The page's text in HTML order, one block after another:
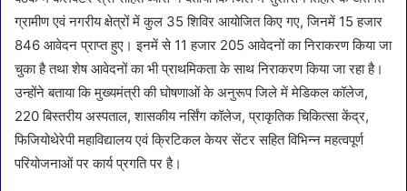
ग्रामीण एवं नगरीय क्षेत्रों में कुल 35 शिविर आयोजित किए गए, जिनमें 15 हजार
846 आवेदन प्राप्त हुए। इनमें से 11 हजार 205 आवेदनों का निराकरण किया जा
चुका है तथा शेष आवेदनों का भी प्राथमिकता के साथ निराकरण किया जा रहा है।
उन्होंने बताया कि मुख्यमंत्री की घोषणाओं के अनुरूप जिले में मेडिकल कॉलेज,
220 बिस्तरीय अस्पताल, शासकीय नर्सिंग कॉलेज, प्राकृतिक चिकित्सा केंद्र,
फिजियोथेरेपी महाविद्यालय एवं क्रिटिकल केयर सेंटर सहित विभिन्न महत्वपूर्ण
परियोजनाओं पर कार्य प्रगति पर है।